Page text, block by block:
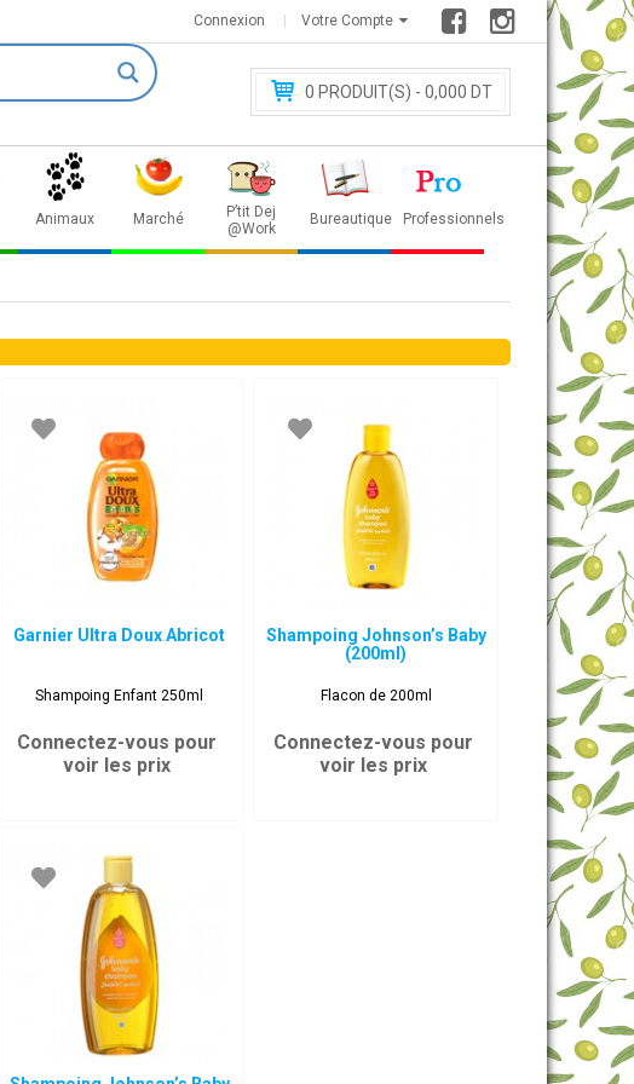
Votre Compte
Connexion
0 PRODUIT(S) - 0,000 DT
Animaux Marché
P’tit Dej
@Work
Bureautique Professionnels
Garnier Ultra Doux Abricot
Shampoing Enfant 250ml
Connectez-vous pour
voir les prix
Shampoing Johnson’s Baby
(200ml)
Flacon de 200ml
Connectez-vous pour
voir les prix